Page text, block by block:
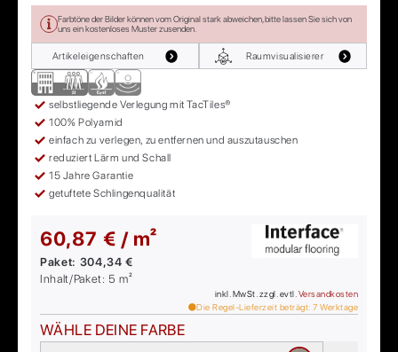
Farbtöne der Bilder können vom Original stark abweichen, bitte lassen Sie sich von
uns ein kostenloses Muster zusenden.
Artikeleigenschaften Raumvisualisierer
selbstliegende Verlegung mit TacTiles®
100% Polyamid
einfach zu verlegen, zu entfernen und auszutauschen
reduziert Lärm und Schall
15 Jahre Garantie
getuftete Schlingenqualität
60,87 € / m²
Paket: 304,34 €
Inhalt/Paket: 5 m²
inkl. MwSt. zzgl. evtl. Versandkosten
Die Regel-Lieferzeit beträgt: 7 Werktage
WÄHLE DEINE FARBE